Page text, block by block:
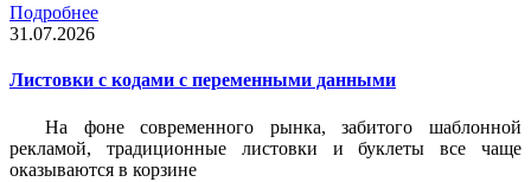
Подробнее
31.07.2026
Листовки c кодами с переменными данными
На фоне современного рынка, забитого шаблонной
рекламой, традиционные листовки и буклеты все чаще
оказываются в корзине